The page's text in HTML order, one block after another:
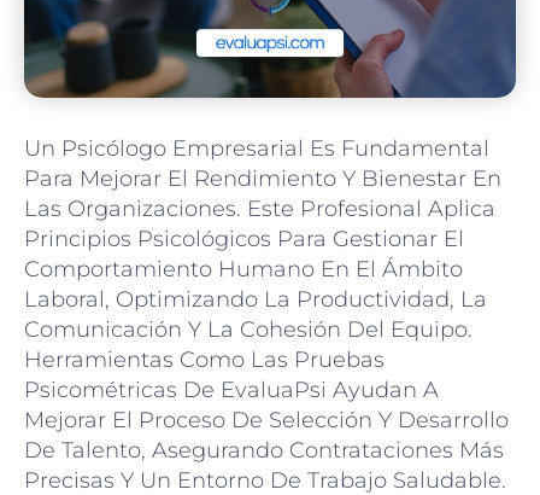
Un Psicólogo Empresarial Es Fundamental
Para Mejorar El Rendimiento Y Bienestar En
Las Organizaciones. Este Profesional Aplica
Principios Psicológicos Para Gestionar El
Comportamiento Humano En El Ámbito
Laboral, Optimizando La Productividad, La
Comunicación Y La Cohesión Del Equipo.
Herramientas Como Las Pruebas
Psicométricas De EvaluaPsi Ayudan A
Mejorar El Proceso De Selección Y Desarrollo
De Talento, Asegurando Contrataciones Más
Precisas Y Un Entorno De Trabajo Saludable.